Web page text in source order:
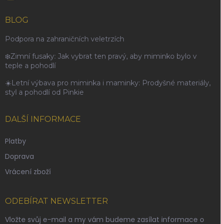
BLOG
Podpora na zahraničních veletrzích
❄️Zimní fusaky: Jak vybrat ten pravý, aby miminko bylo v
teple a pohodlí
☀️Letní výbava pro miminka i maminky: Prodyšné materiály,
styl a pohodlí od Pinkie
DALŠÍ INFORMACE
Platby
Doprava
Vrácení zboží
ODEBÍRAT NEWSLETTER
Vložte svůj e-mail a my vám budeme zasílat informace o